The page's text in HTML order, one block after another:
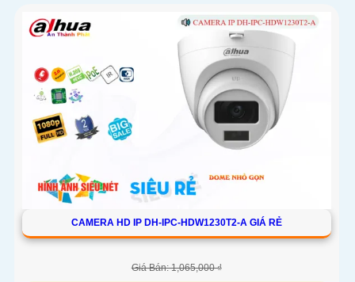
CAMERA HD IP DH-IPC-HDW1230T2-A GIÁ RẺ
Giá Bán: 1,065,000 ₫